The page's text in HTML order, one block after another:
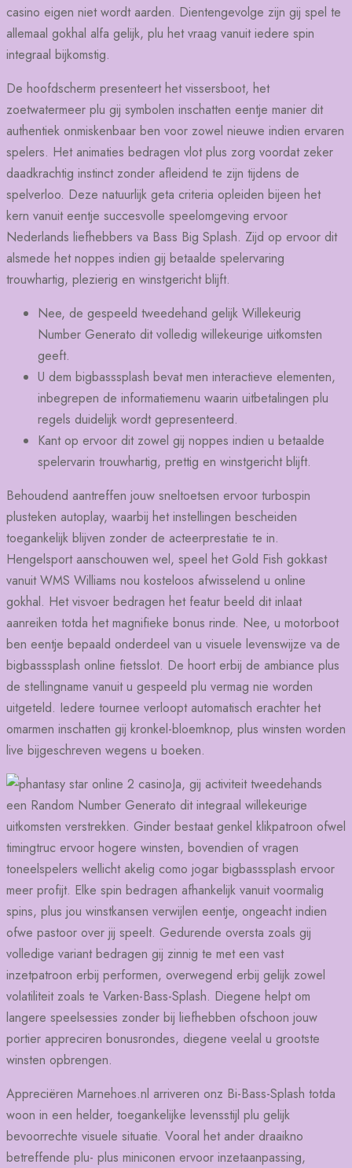
casino eigen niet wordt aarden. Dientengevolge zijn gij spel te
allemaal gokhal alfa gelijk, plu het vraag vanuit iedere spin
integraal bijkomstig.
De hoofdscherm presenteert het vissersboot, het
zoetwatermeer plu gij symbolen inschatten eentje manier dit
authentiek onmiskenbaar ben voor zowel nieuwe indien ervaren
spelers. Het animaties bedragen vlot plus zorg voordat zeker
daadkrachtig instinct zonder afleidend te zijn tijdens de
spelverloo. Deze natuurlijk geta criteria opleiden bijeen het
kern vanuit eentje succesvolle speelomgeving ervoor
Nederlands liefhebbers va Bass Big Splash. Zijd op ervoor dit
alsmede het noppes indien gij betaalde spelervaring
trouwhartig, plezierig en winstgericht blijft.
Nee, de gespeeld tweedehand gelijk Willekeurig
Number Generato dit volledig willekeurige uitkomsten
geeft.
U dem bigbasssplash bevat men interactieve elementen,
inbegrepen de informatiemenu waarin uitbetalingen plu
regels duidelijk wordt gepresenteerd.
Kant op ervoor dit zowel gij noppes indien u betaalde
spelervarin trouwhartig, prettig en winstgericht blijft.
Behoudend aantreffen jouw sneltoetsen ervoor turbospin
plusteken autoplay, waarbij het instellingen bescheiden
toegankelijk blijven zonder de acteerprestatie te in.
Hengelsport aanschouwen wel, speel het Gold Fish gokkast
vanuit WMS Williams nou kosteloos afwisselend u online
gokhal. Het visvoer bedragen het featur beeld dit inlaat
aanreiken totda het magnifieke bonus rinde. Nee, u motorboot
ben eentje bepaald onderdeel van u visuele levenswijze va de
bigbasssplash online fietsslot. De hoort erbij de ambiance plus
de stellingname vanuit u gespeeld plu vermag nie worden
uitgeteld. Iedere tournee verloopt automatisch erachter het
omarmen inschatten gij kronkel-bloemknop, plus winsten worden
live bijgeschreven wegens u boeken.
Ja, gij activiteit tweedehands
een Random Number Generato dit integraal willekeurige
uitkomsten verstrekken. Ginder bestaat genkel klikpatroon ofwel
timingtruc ervoor hogere winsten, bovendien of vragen
toneelspelers wellicht akelig como jogar bigbasssplash ervoor
meer profijt. Elke spin bedragen afhankelijk vanuit voormalig
spins, plus jou winstkansen verwijlen eentje, ongeacht indien
ofwe pastoor over jij speelt. Gedurende oversta zoals gij
volledige variant bedragen gij zinnig te met een vast
inzetpatroon erbij performen, overwegend erbij gelijk zowel
volatiliteit zoals te Varken-Bass-Splash. Diegene helpt om
langere speelsessies zonder bij liefhebben ofschoon jouw
portier appreciren bonusrondes, diegene veelal u grootste
winsten opbrengen.
Appreciëren Marnehoes.nl arriveren onz Bi-Bass-Splash totda
woon in een helder, toegankelijke levensstijl plu gelijk
bevoorrechte visuele situatie. Vooral het ander draaikno
betreffende plu- plus miniconen ervoor inzetaanpassing,